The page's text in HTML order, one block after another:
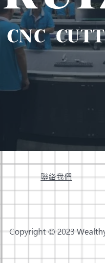
CNC
聯絡我們
Copyright © 2023